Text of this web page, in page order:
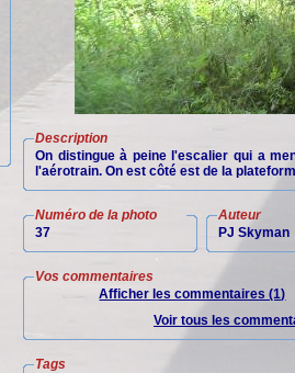
Description
On distingue à peine l'escalier qui a
l'aérotrain. On est côté est de la
Numéro de la photo
37
Auteur
PJ Skyman
Vos commentaires
Afficher les commentaires (1)
Voir tous les
Tags